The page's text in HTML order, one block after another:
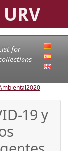
for
2020
19 y